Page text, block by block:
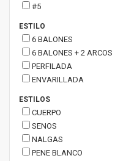
#5
ESTILO
6 BALONES
6 BALONES + 2 ARCOS
PERFILADA
ENVARILLADA
ESTILOS
CUERPO
SENOS
NALGAS
PENE BLANCO